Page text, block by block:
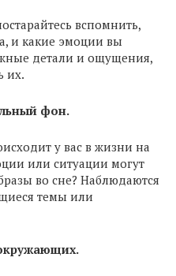
вспомнить,
и какие эмоции вы
детали и ощущения,
их.
фон.
у вас в жизни на
или ситуации могут
во сне? Наблюдаются
темы или